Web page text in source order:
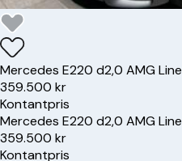
Mercedes E220 d2,0 AMG
359.500 kr
Kontantpris
Mercedes E220 d2,0 AMG
359.500 kr
Kontantpris